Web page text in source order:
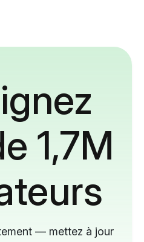
1,7M
— mettez à jour